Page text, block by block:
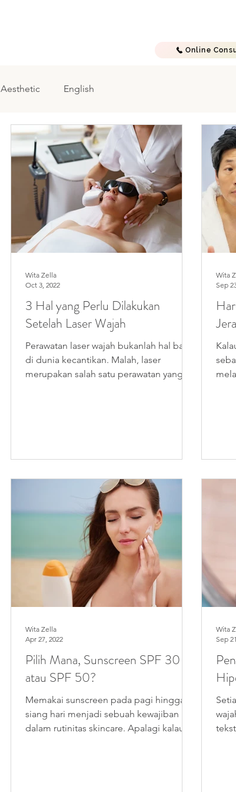
Online
Aesthetic English
3 Hal yang Perlu Dilakukan
Setelah Laser Wajah
Perawatan laser wajah bukanlah hal baru
di dunia kecantikan. Malah, laser
merupakan salah satu perawatan yang
Wita Zella
Oct 3, 2022
Wita
Sep
Pilih Mana, Sunscreen SPF 30
atau SPF 50?
Memakai sunscreen pada pagi hingga
siang hari menjadi sebuah kewajiban
dalam rutinitas skincare. Apalagi kalau
Wita Zella
Apr 27, 2022
Wita
Sep